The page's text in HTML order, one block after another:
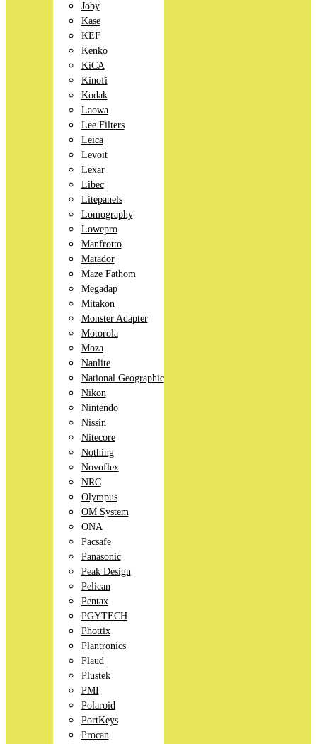
Joby
Kase
KEF
Kenko
KiCA
Kinofi
Kodak
Laowa
Lee Filters
Leica
Levoit
Lexar
Libec
Litepanels
Lomography
Lowepro
Manfrotto
Matador
Maze Fathom
Megadap
Mitakon
Monster Adapter
Motorola
Moza
Nanlite
National Geographic
Nikon
Nintendo
Nissin
Nitecore
Nothing
Novoflex
NRC
Olympus
OM System
ONA
Pacsafe
Panasonic
Peak Design
Pelican
Pentax
PGYTECH
Phottix
Plantronics
Plaud
Plustek
PMI
Polaroid
PortKeys
Procan